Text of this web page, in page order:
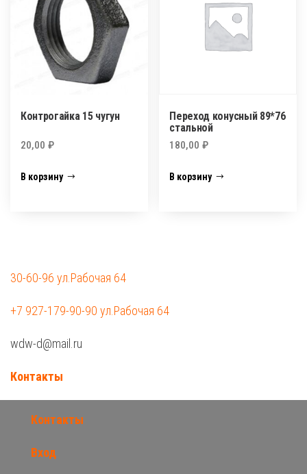
Контрогайка 15 чугун
20,00 ₽
В корзину
Переход конусный 89*76
стальной
180,00₽
В корзину
30-60-96 ул.Рабочая 64
+7 927-179-90-90 ул.Рабочая 64
wdw-d@mail.ru
Контакты
Контакты
Вход